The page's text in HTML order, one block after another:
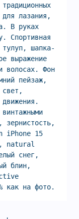
для лазания,
В руках
Спортивная
тулуп, шапка-
выражение
волосах. Фон
пейзаж,
свет,
зернистость,
iPhone 15
natural
снег,
блин,
как на фото.